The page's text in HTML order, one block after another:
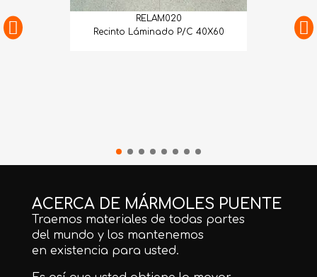
RELAM020
Recinto Láminado P/C 40X60
ACERCA DE MÁRMOLES PUENTE
Traemos materiales de todas partes
del mundo y los mantenemos
en existencia para usted.